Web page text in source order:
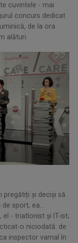
cuvintele - mai
concurs dedicat
de la ora
alături.
pregătiți și deciși să
sport, ea...
- triatlonist și IT-ist;
o niciodată: de
inspector vamal în